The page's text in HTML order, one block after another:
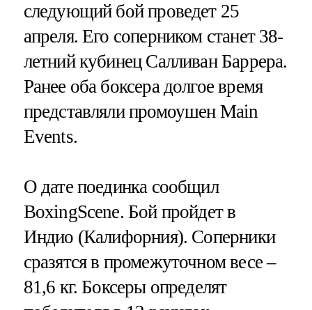
следующий бой проведет 25
апреля. Его соперником станет 38-
летний кубинец Салливан Баррера.
Ранее оба боксера долгое время
представляли промоушен Main
Events.
О дате поединка сообщил
BoxingScene. Бой пройдет в
Индио (Калифорния). Соперники
сразятся в промежуточном весе –
81,6 кг. Боксеры определят